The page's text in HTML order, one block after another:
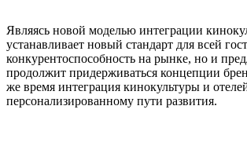
Являясь новой моделью интеграции
устанавливает новый стандарт для всей
конкурентоспособность на рынке, но и
продолжит придерживаться концепции
же время интеграция кинокультуры и
персонализированному пути развития.